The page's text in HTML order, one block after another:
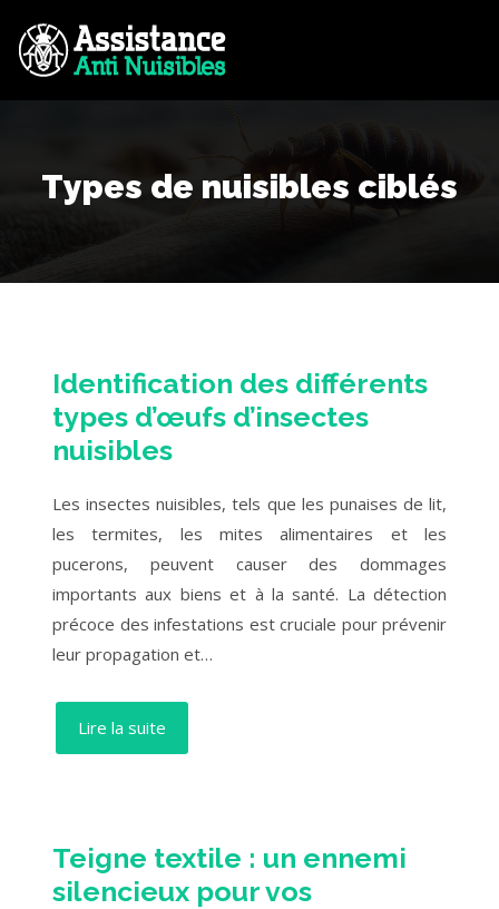
Types de nuisibles ciblés
Identification des différents
types d’œufs d’insectes
nuisibles
Les insectes nuisibles, tels que les punaises de lit,
les termites, les mites alimentaires et les
pucerons, peuvent causer des dommages
importants aux biens et à la santé. La détection
précoce des infestations est cruciale pour prévenir
leur propagation et…
Lire la suite
Teigne textile : un ennemi
silencieux pour vos